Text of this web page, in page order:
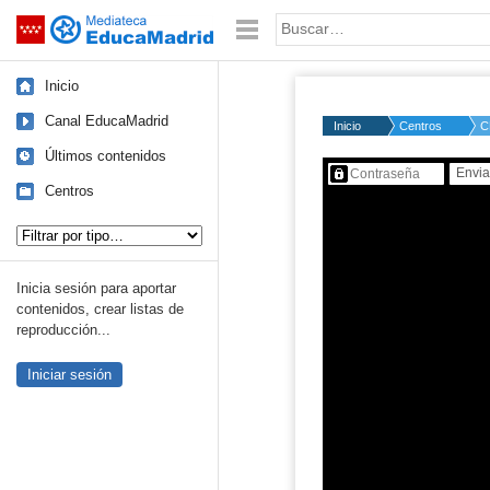
Saltar navegación Palabra o frase:
Inicio
Canal EducaMadrid
Últimos contenidos
Centros
Inicia sesión para aportar
contenidos, crear listas de
reproducción...
Iniciar sesión
Inicio Centros
Contenido protegido…